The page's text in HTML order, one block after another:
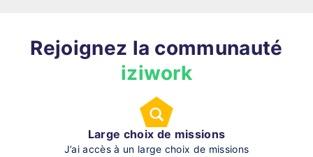
Rejoignez la communauté
iziwork
Large choix de missions
J’ai accès à un large choix de missions